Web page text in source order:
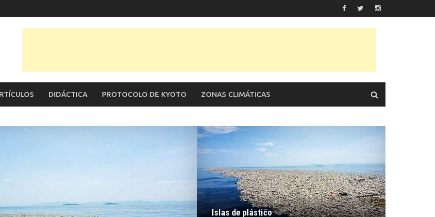
DIDÁCTICA PROTOCOLO DE KYOTO ZONAS CLIMÁTICAS
Islas de plástico